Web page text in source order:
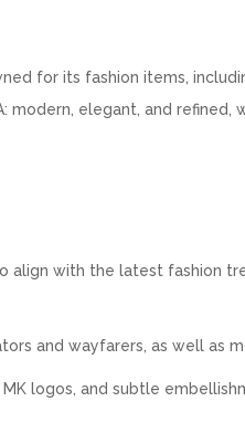
for its fashion items,
modern, elegant, and
align with the latest fashion
and wayfarers, as well as
logos, and subtle